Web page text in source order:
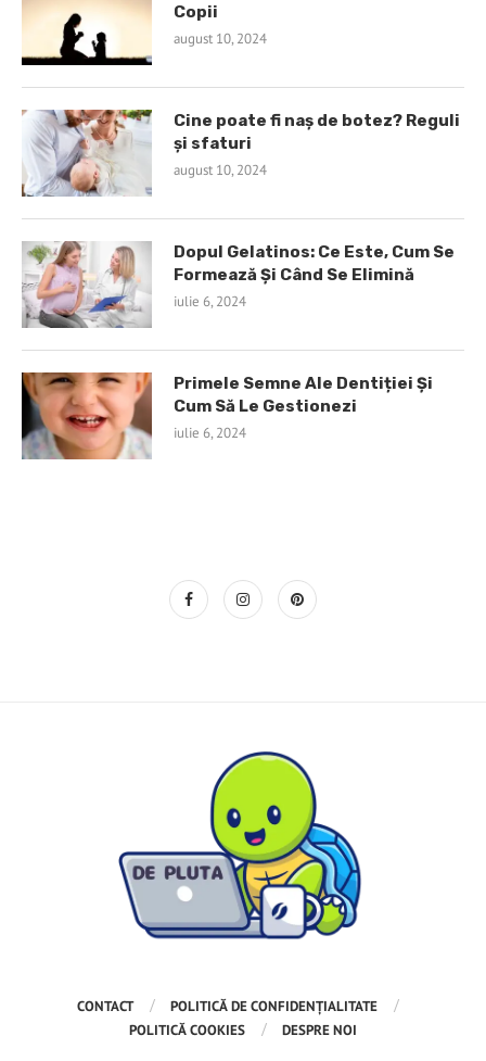
Copii
august 10, 2024
Cine poate fi naș de botez? Reguli
și sfaturi
august 10, 2024
Dopul Gelatinos: Ce Este, Cum Se
Formează Și Când Se Elimină
iulie 6, 2024
Primele Semne Ale Dentiției Și
Cum Să Le Gestionezi
iulie 6, 2024
CONTACT
POLITICĂ DE CONFIDENȚIALITATE
POLITICĂ COOKIES
DESPRE NOI